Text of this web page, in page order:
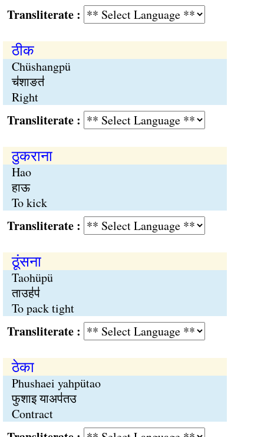
:
ठीक
Chüshangpü
च॑शाङत॑
Right
:
ठुकराना
Hao
हाऊ
To kick
:
ठूंसना
Taohüpü
ताउह॑प॑
To pack tight
:
ठेका
Phushaei yahpütao
फुशाइ याअप॑तउ
Contract